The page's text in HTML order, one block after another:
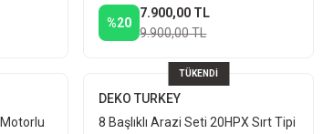
17 kg
%20
7.900,00 TL
9.900,00 TL
TÜKENDİ
DEKO TURKEY
8 Başlıklı Arazi Seti 20HPX Sırt Tipi